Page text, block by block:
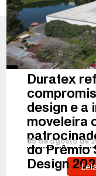
Duratex
design e a
moveleira
do Prêmio
Design
05deagostode